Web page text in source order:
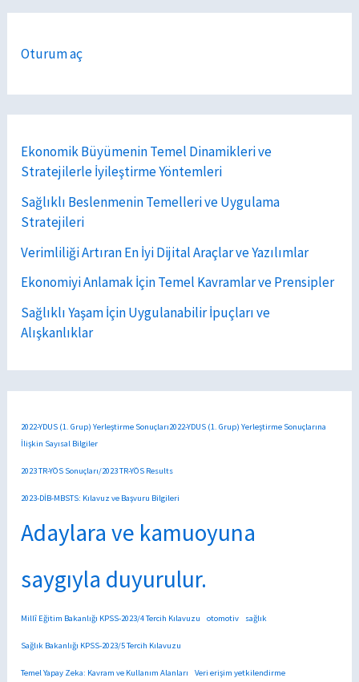
Oturum aç
Ekonomik Büyümenin Temel Dinamikleri ve
Stratejilerle İyileştirme Yöntemleri
Sağlıklı Beslenmenin Temelleri ve Uygulama
Stratejileri
Verimliliği Artıran En İyi Dijital Araçlar ve Yazılımlar
Ekonomiyi Anlamak İçin Temel Kavramlar ve Prensipler
Sağlıklı Yaşam İçin Uygulanabilir İpuçları ve
Alışkanlıklar
2022-YDUS (1. Grup) Yerleştirme Sonuçları2022-YDUS (1. Grup) Yerleştirme Sonuçlarına
İlişkin Sayısal Bilgiler
2023 TR-YÖS Sonuçları/2023 TR-YÖS Results
2023-DİB-MBSTS: Kılavuz ve Başvuru Bilgileri
Adaylara ve kamuoyuna
saygıyla duyurulur.
Millî Eğitim Bakanlığı KPSS-2023/4 Tercih Kılavuzu otomotiv sağlık
Sağlık Bakanlığı KPSS-2023/5 Tercih Kılavuzu
Temel Yapay Zeka: Kavram ve Kullanım Alanları Veri erişim yetkilendirme